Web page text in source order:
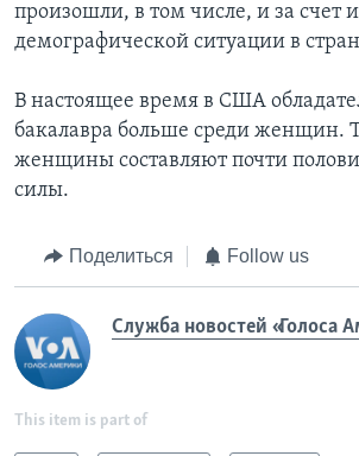
произошли, в том числе, и за счет
демографической ситуации в
В настоящее время в США
бакалавра больше среди женщин.
женщины составляют почти
силы.
Поделиться Follow us
Служба новостей «Голоса
This item is part of